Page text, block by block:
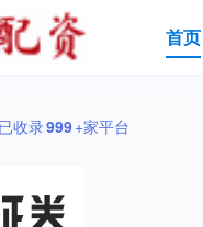
首页
已收录999+家平台